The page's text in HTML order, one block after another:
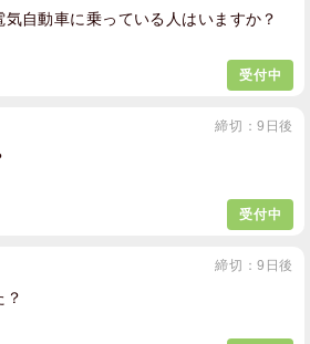
自動車に乗っている人はいますか？
受付中
締切：9日後
受付中
？
締切：9日後